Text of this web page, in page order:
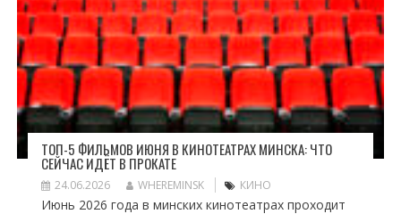
ТОП-5 ФИЛЬМОВ ИЮНЯ В КИНОТЕАТРАХ МИНСКА: ЧТО
СЕЙЧАС ИДЁТ В ПРОКАТЕ
24.06.2026 WHEREMINSK КИНО
Июнь 2026 года в минских кинотеатрах проходит